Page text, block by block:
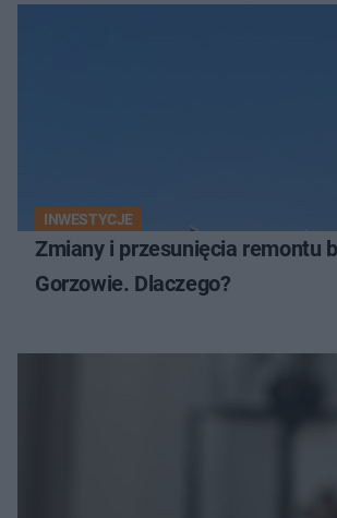
INWESTYCJE
Zmiany i przesunięcia remontu
Gorzowie. Dlaczego?